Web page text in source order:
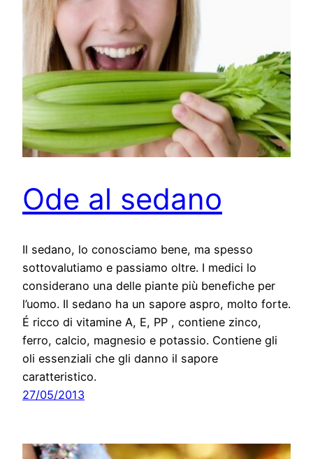
Ode al sedano
Il sedano, lo conosciamo bene, ma spesso
sottovalutiamo e passiamo oltre. I medici lo
considerano una delle piante più benefiche per
l’uomo. Il sedano ha un sapore aspro, molto forte.
É ricco di vitamine A, E, PP , contiene zinco,
ferro, calcio, magnesio e potassio. Contiene gli
oli essenziali che gli danno il sapore
caratteristico.
27/05/2013